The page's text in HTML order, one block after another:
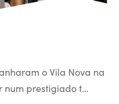
o Vila Nova na
num prestigiado t…